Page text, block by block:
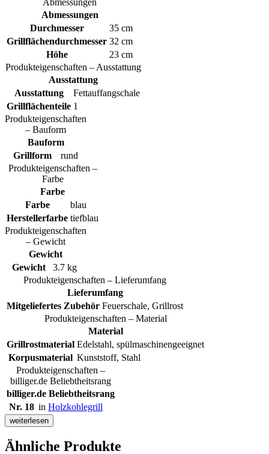
Abmessungen
Durchmesser
35 cm
Grillflächendurchmesser 32 cm
Höhe
23 cm
Produkteigenschaften – Ausstattung
Ausstattung
Ausstattung
Fettauffangschale
Grillflächenteile 1
Produkteigenschaften
– Bauform
Bauform
Grillform
rund
Produkteigenschaften –
Farbe
Farbe
Farbe
blau
Herstellerfarbe tiefblau
Produkteigenschaften
– Gewicht
Gewicht
Gewicht
3.7 kg
Produkteigenschaften – Lieferumfang
Lieferumfang
Mitgeliefertes Zubehör Feuerschale, Grillrost
Produkteigenschaften – Material
Material
Grillrostmaterial Edelstahl, spülmaschinengeeignet
Korpusmaterial Kunststoff, Stahl
Produkteigenschaften –
billiger.de Beliebtheitsrang
billiger.de Beliebtheitsrang
Nr. 18 in Holzkohlegrill
weiterlesen
Ähnliche Produkte